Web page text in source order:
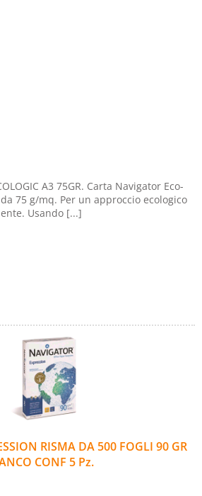
A3 75GR. Carta Navigator Eco-
75 g/mq. Per un approccio ecologico
Usando [...]
RISMA DA 500 FOGLI 90 GR
CONF 5 Pz.